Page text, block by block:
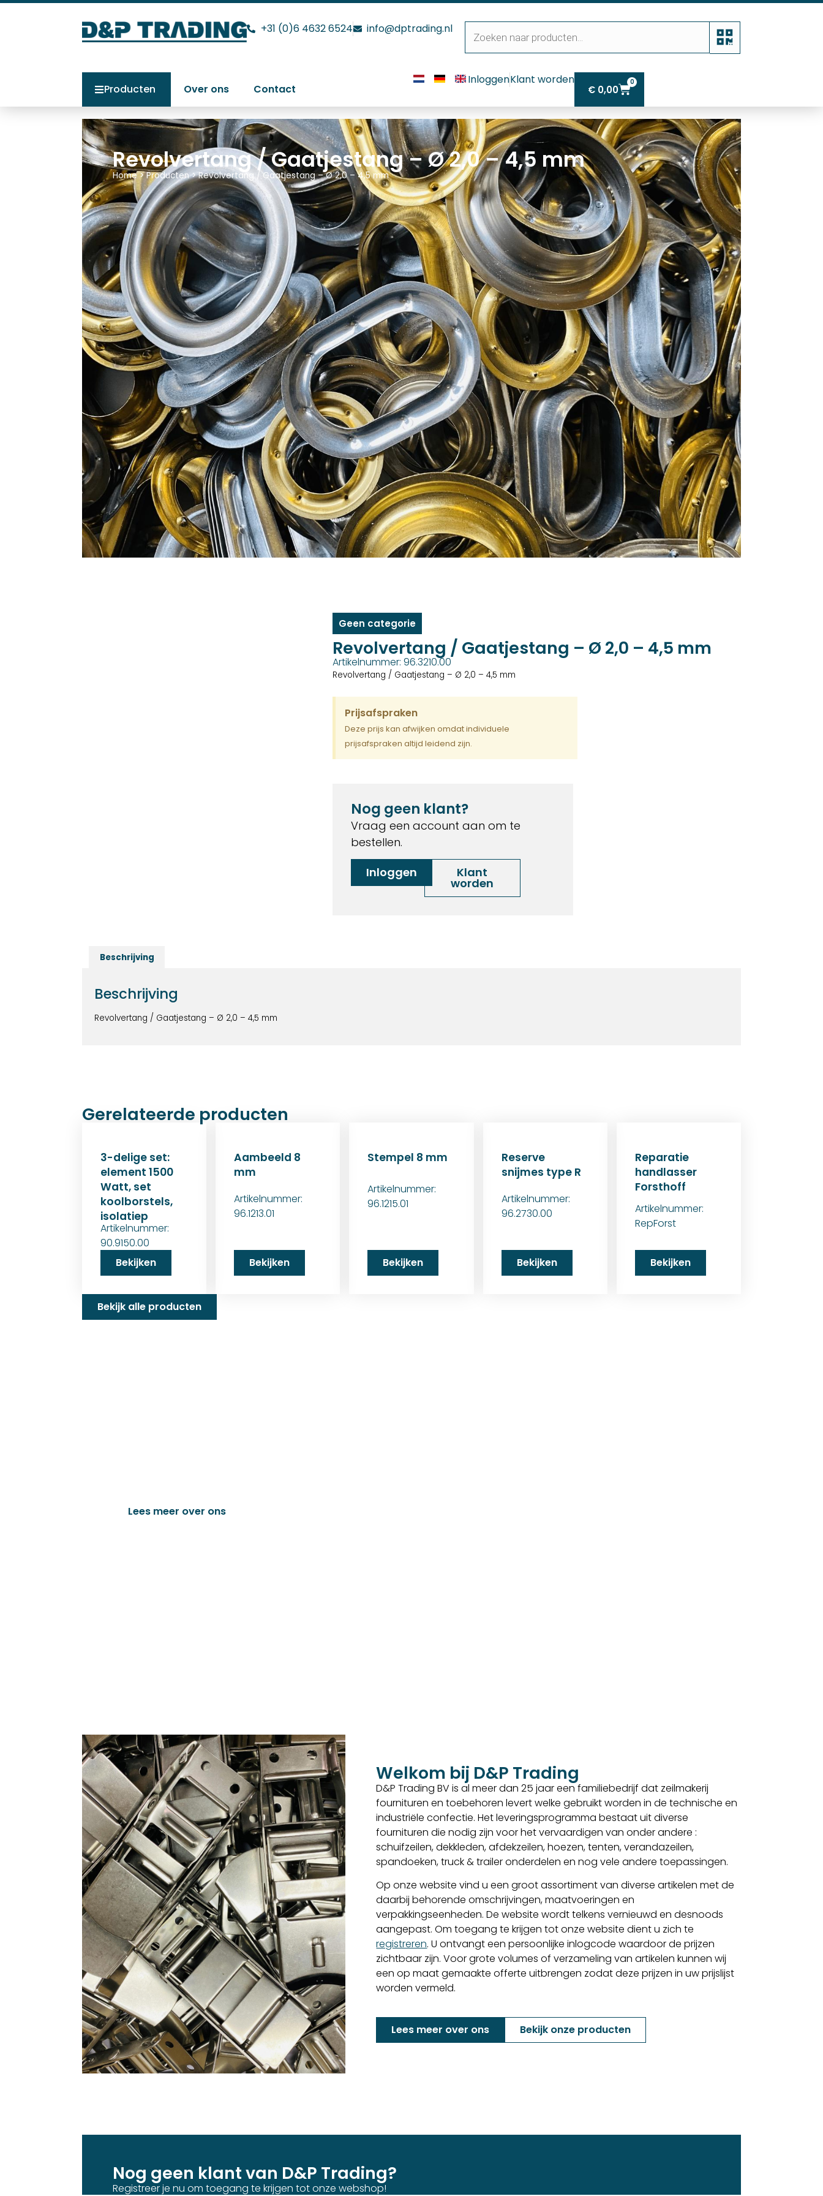
+31 (0)6 4632 6524 info@dptrading.nl
Producten Over ons Contact
InloggenKlant worden
€ 0,00
0
Revolvertang / Gaatjestang – Ø 2,0 – 4,5 mm
Home>Producten>Revolvertang / Gaatjestang – Ø 2,0 – 4,5 mm
Geen categorie
Revolvertang / Gaatjestang – Ø 2,0 – 4,5 mm
Artikelnummer: 96.3210.00
Revolvertang / Gaatjestang – Ø 2,0 – 4,5 mm
Prijsafspraken
Deze prijs kan afwijken omdat individuele
prijsafspraken altijd leidend zijn.
Nog geen klant?
Vraag een account aan om te
bestellen.
Inloggen
Klant
worden
Beschrijving
Beschrijving
Revolvertang / Gaatjestang – Ø 2,0 – 4,5 mm
Gerelateerde producten
3-delige set:
element 1500
Watt, set
koolborstels,
isolatiep
Artikelnummer:
90.9150.00
Bekijken
Aambeeld 8
mm
Artikelnummer:
96.1213.01
Bekijken
Stempel 8 mm
Artikelnummer:
96.1215.01
Bekijken
Reserve
snijmes type R
Artikelnummer:
96.2730.00
Bekijken
Reparatie
handlasser
Forsthoff
Artikelnummer:
RepForst
Bekijken
Bekijk alle producten
Lees meer over ons
Welkom bij D&P Trading
D&P Trading BV is al meer dan 25 jaar een familiebedrijf dat zeilmakerij
fournituren en toebehoren levert welke gebruikt worden in de technische en
industriële confectie. Het leveringsprogramma bestaat uit diverse
fournituren die nodig zijn voor het vervaardigen van onder andere :
schuifzeilen, dekkleden, afdekzeilen, hoezen, tenten, verandazeilen,
spandoeken, truck & trailer onderdelen en nog vele andere toepassingen.
Op onze website vind u een groot assortiment van diverse artikelen met de
daarbij behorende omschrijvingen, maatvoeringen en
verpakkingseenheden. De website wordt telkens vernieuwd en desnoods
aangepast. Om toegang te krijgen tot onze website dient u zich te
registreren. U ontvangt een persoonlijke inlogcode waardoor de prijzen
zichtbaar zijn. Voor grote volumes of verzameling van artikelen kunnen wij
een op maat gemaakte offerte uitbrengen zodat deze prijzen in uw prijslijst
worden vermeld.
Lees meer over ons Bekijk onze producten
Nog geen klant van D&P Trading?
Registreer je nu om toegang te krijgen tot onze webshop!